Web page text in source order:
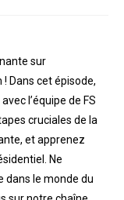
sur
! Dans cet épisode,
l’équipe de FS
cruciales de la
et apprenez
Ne
dans le monde du